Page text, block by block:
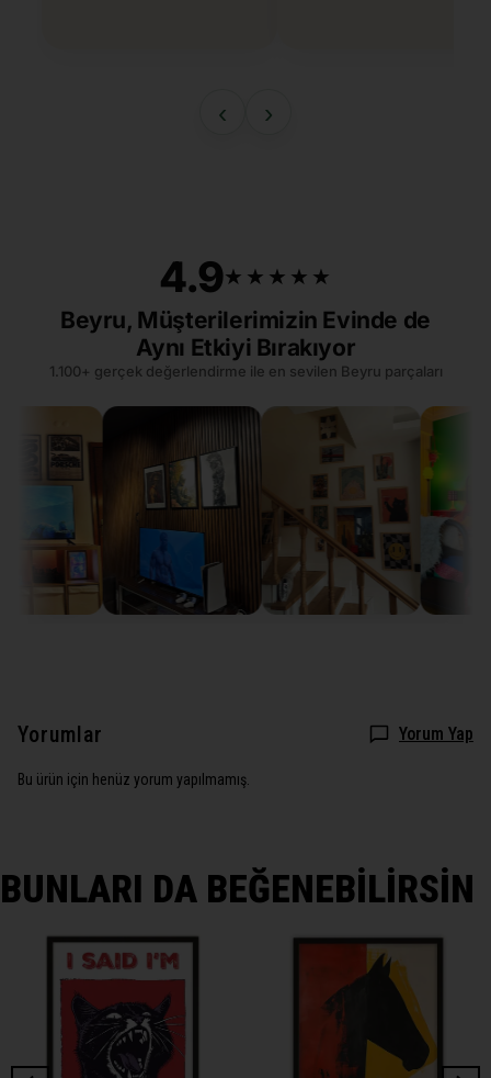
‹ ›
4.9★★★★★
★★★★★
Beyru, Müşterilerimizin Evinde de
Aynı Etkiyi Bırakıyor
1.100+ gerçek değerlendirme ile en sevilen Beyru parçaları
Yorumlar Yorum Yap
Bu ürün için henüz yorum yapılmamış.
BUNLARI DA BEĞENEBİLİRSİN